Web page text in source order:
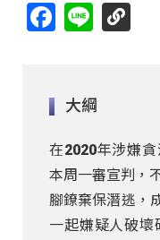
Facebook
Line
大綱
在2020年涉嫌
本周一審宣判，
腳鐐棄保潛逃，
一起嫌疑人破